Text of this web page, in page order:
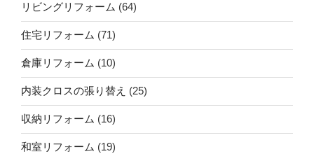
リビングリフォーム (64)
住宅リフォーム (71)
倉庫リフォーム (10)
内装クロスの張り替え (25)
収納リフォーム (16)
和室リフォーム (19)